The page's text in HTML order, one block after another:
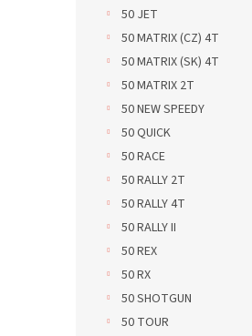
50 JET
50 MATRIX (CZ) 4T
50 MATRIX (SK) 4T
50 MATRIX 2T
50 NEW SPEEDY
50 QUICK
50 RACE
50 RALLY 2T
50 RALLY 4T
50 RALLY II
50 REX
50 RX
50 SHOTGUN
50 TOUR